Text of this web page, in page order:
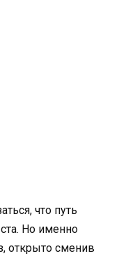
что путь
Но именно
открыто сменив